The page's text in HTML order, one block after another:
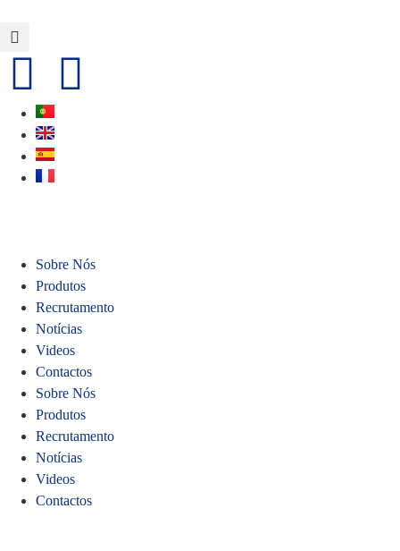
Sobre Nós
Produtos
Recrutamento
Notícias
Videos
Contactos
Sobre Nós
Produtos
Recrutamento
Notícias
Videos
Contactos